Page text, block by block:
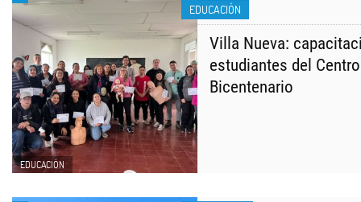
EDUCACIÓN
EDUCACIÓN
Villa Nueva:
estudiantes del
Bicentenario